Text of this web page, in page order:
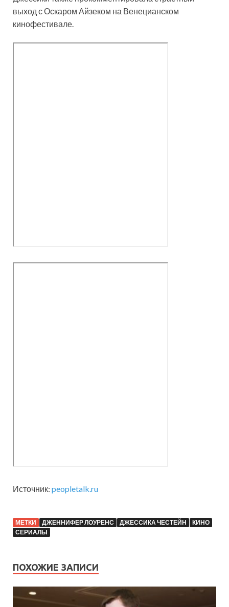
выход с Оскаром Айзеком на Венецианском
кинофестивале.
Источник: peopletalk.ru
МЕТКИ ДЖЕННИФЕР ЛОУРЕНС ДЖЕССИКА ЧЕСТЕЙН
КИНО
СЕРИАЛЫ
ПОХОЖИЕ ЗАПИСИ